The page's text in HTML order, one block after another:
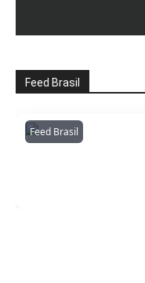
Feed Brasil
Feed BrasilAmazonianarede
1053